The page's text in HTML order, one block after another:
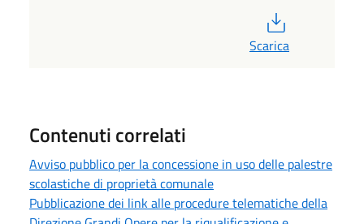
Scarica
Contenuti correlati
Avviso pubblico per la concessione in uso delle palestre
scolastiche di proprietà comunale
Pubblicazione dei link alle procedure telematiche della